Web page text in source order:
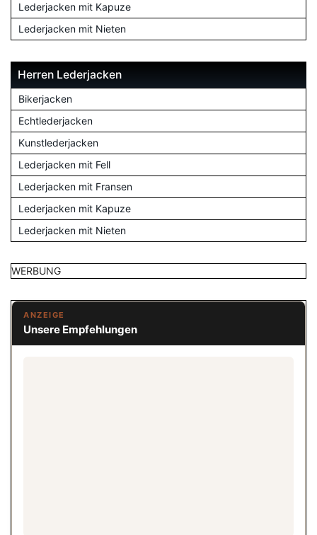
Lederjacken mit Kapuze
Lederjacken mit Nieten
Herren Lederjacken
Bikerjacken
Echtlederjacken
Kunstlederjacken
Lederjacken mit Fell
Lederjacken mit Fransen
Lederjacken mit Kapuze
Lederjacken mit Nieten
WERBUNG
ANZEIGE
Unsere Empfehlungen